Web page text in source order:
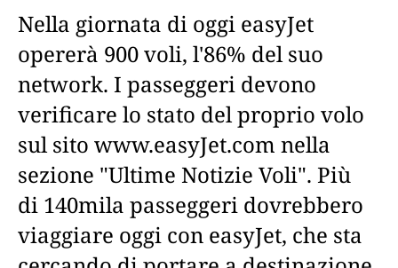
Nella giornata di oggi easyJet
opererà 900 voli, l'86% del suo
network. I passeggeri devono
verificare lo stato del proprio volo
sul sito www.easyJet.com nella
sezione "Ultime Notizie Voli". Più
di 140mila passeggeri dovrebbero
viaggiare oggi con easyJet, che sta